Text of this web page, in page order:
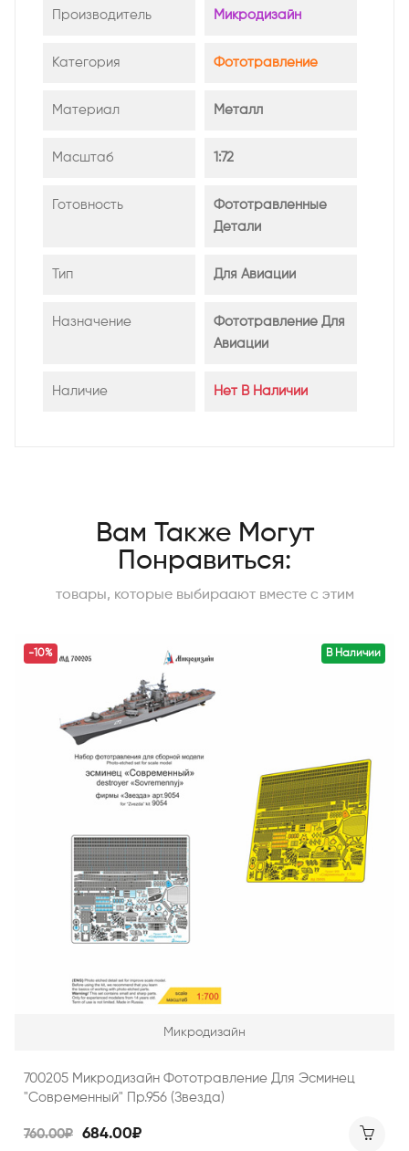
Производитель Микродизайн
Категория Фототравление
Материал Металл
Масштаб 1:72
Готовность
Фототравленные
Детали
Тип Для Авиации
Назначение
Фототравление Для
Авиации
Наличие Нет В Наличии
Вам Также Могут
Понравиться:
товары, которые выбираают вместе с этим
В Наличии
-10%
Микродизайн
700205 Микродизайн Фототравление Для Эсминец
"Современный" Пр.956 (Звезда)
760.00₽ 684.00₽